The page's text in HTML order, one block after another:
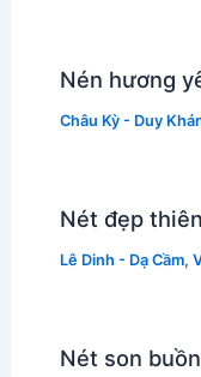
Nén hương
Châu Kỳ - Duy
Nét đẹp
Lê Dinh - Dạ Cầm,
Nét son